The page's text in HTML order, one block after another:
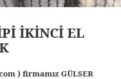
İKİNCİ EL
) firmamız GÜLSER